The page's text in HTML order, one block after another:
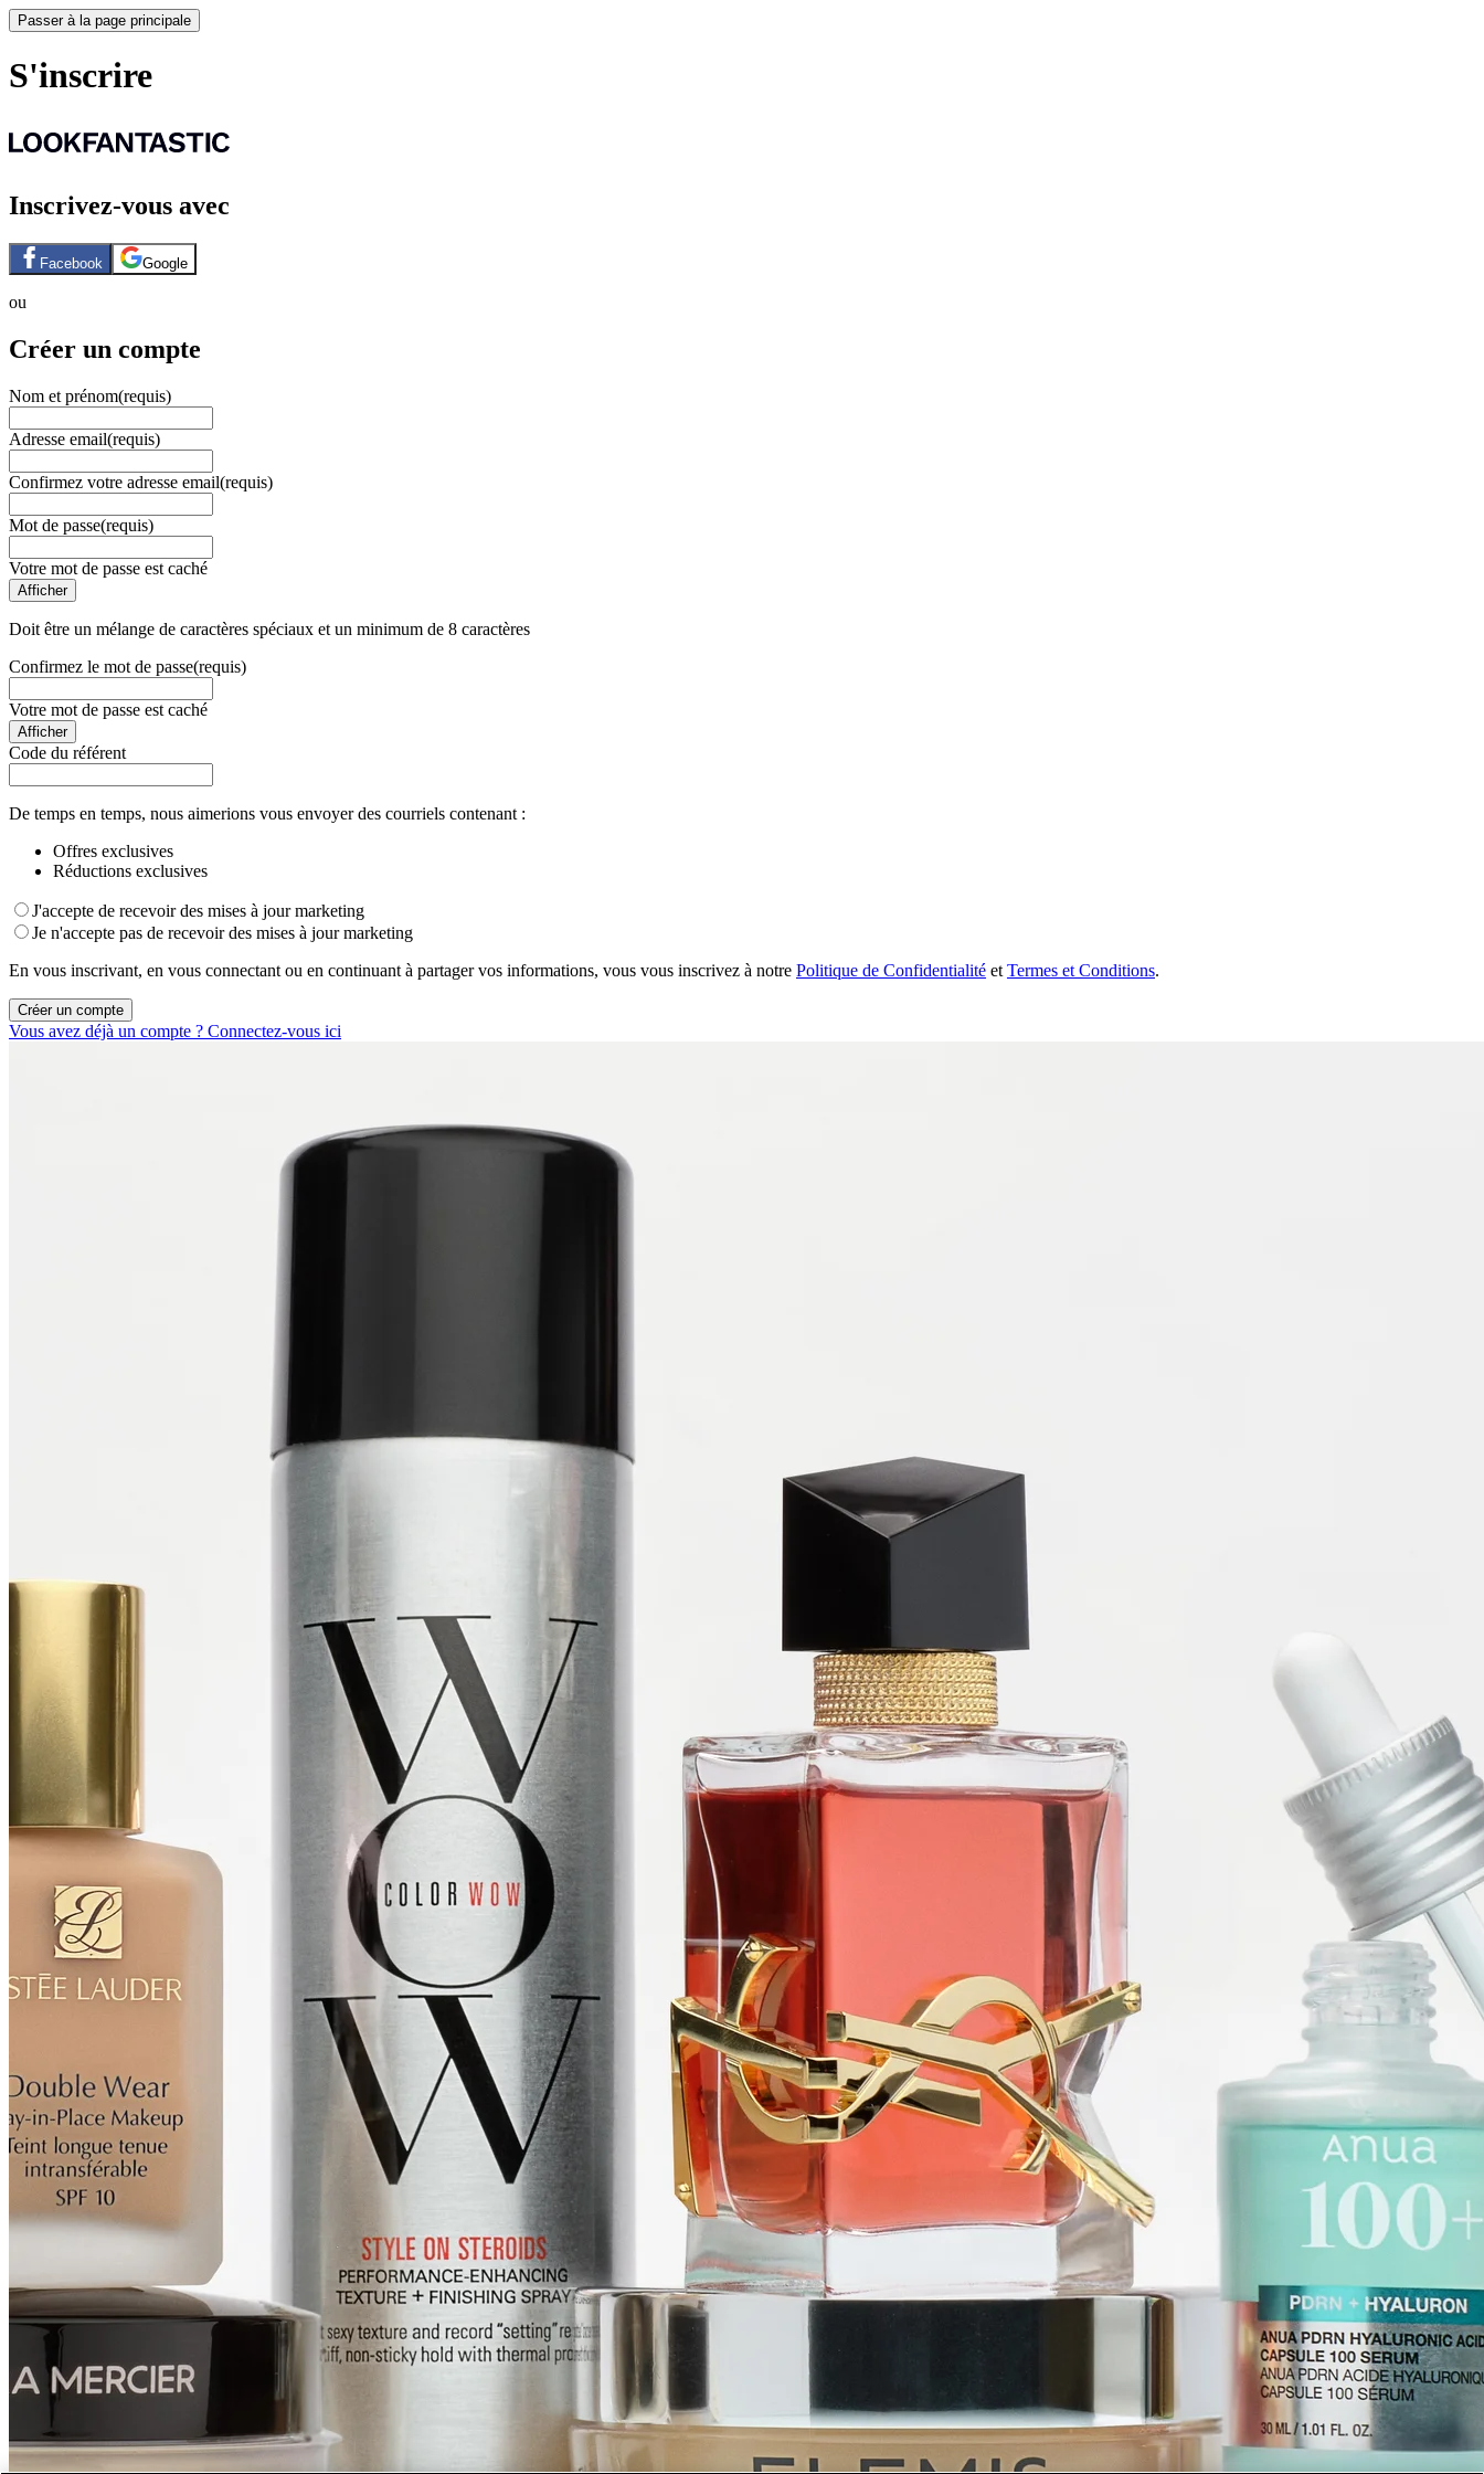
Passer à la page principale
S'inscrire
Inscrivez-vous avec
Facebook Google
ou
Créer un compte
Nom et prénom(requis)
Adresse email(requis)
Confirmez votre adresse email(requis)
Mot de passe(requis)
Votre mot de passe est caché
Afficher
Doit être un mélange de caractères spéciaux et un minimum de 8 caractères
Confirmez le mot de passe(requis)
Votre mot de passe est caché
Afficher
Code du référent
De temps en temps, nous aimerions vous envoyer des courriels contenant :
Offres exclusives
Réductions exclusives
J'accepte de recevoir des mises à jour marketing
Je n'accepte pas de recevoir des mises à jour marketing
En vous inscrivant, en vous connectant ou en continuant à partager vos informations, vous vous inscrivez à notre Politique de Confidentialité et Termes et Conditions.
Créer un compte
Vous avez déjà un compte ? Connectez-vous ici